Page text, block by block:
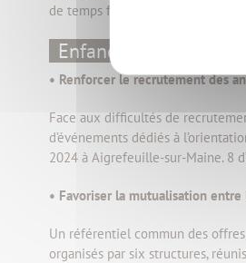
de temps forts, notamment lors
Enfance
• Renforcer le recrutement des
Face aux difficultés de
d’événements dédiés à
2024 à Aigrefeuille-sur-Maine. 8
• Favoriser la mutualisation
Un référentiel commun des
organisés par six structures,